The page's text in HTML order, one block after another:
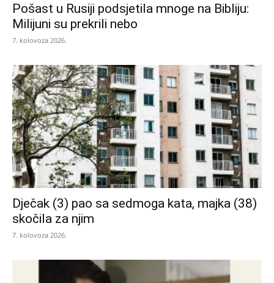
Pošast u Rusiji podsjetila mnoge na Bibliju:
Milijuni su prekrili nebo
7. kolovoza 2026.
Dječak (3) pao sa sedmoga kata, majka (38)
skočila za njim
7. kolovoza 2026.